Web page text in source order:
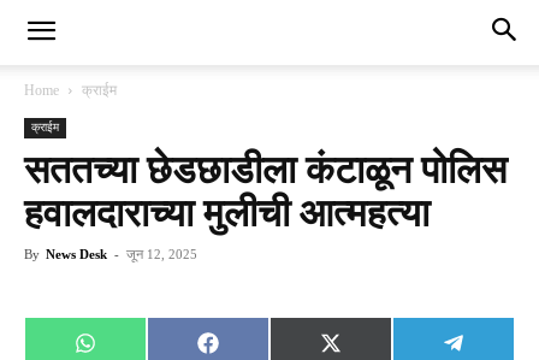
Home क्राईम
क्राईम
सततच्या छेडछाडीला कंटाळून पोलिस
हवालदाराच्या मुलीची आत्महत्या
By News Desk - जून 12, 2025
Share
WhatsApp
Share
Facebook
Share
X
Share